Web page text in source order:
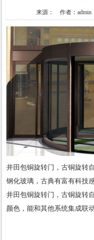
来源： 作者：admin
井田包铜旋转门，古铜旋转
钢化玻璃，古典有富有科技
井田包铜旋转门，古铜旋转
颜色，能和其他系统集成联